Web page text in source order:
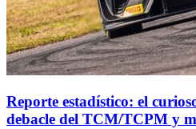
Reporte estadístico: el
debacle del TCM/TCPM y